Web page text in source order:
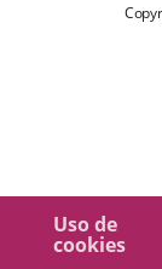
Uso de
cookies